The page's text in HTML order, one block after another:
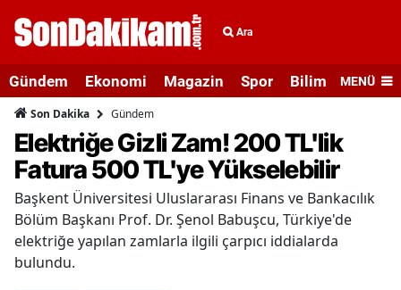
Ara
Gündem Ekonomi Magazin Spor Bilim veMENÜ
Son Dakika Gündem
Elektriğe Gizli Zam! 200 TL'lik
Fatura 500 TL'ye Yükselebilir
Başkent Üniversitesi Uluslararası Finans ve Bankacılık
Bölüm Başkanı Prof. Dr. Şenol Babuşcu, Türkiye'de
elektriğe yapılan zamlarla ilgili çarpıcı iddialarda
bulundu.